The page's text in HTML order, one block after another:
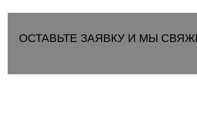
ОСТАВЬТЕ ЗАЯВКУ И МЫ